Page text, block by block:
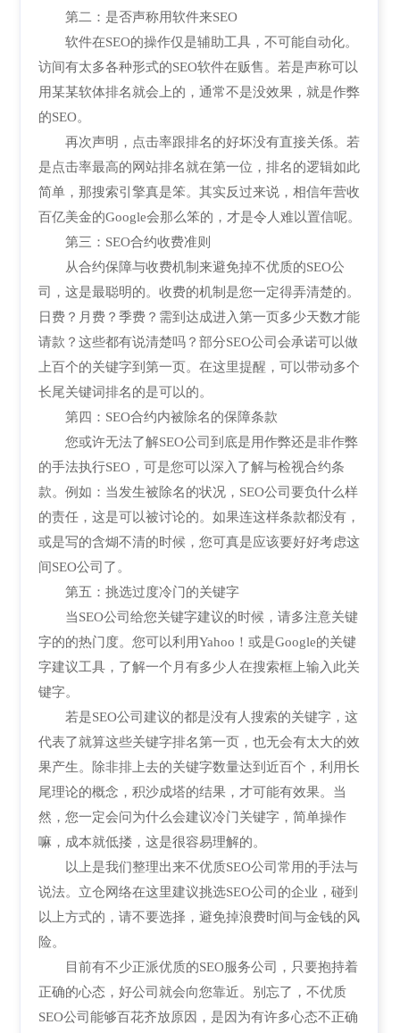
第二：是否声称用软件来SEO
软件在SEO的操作仅是辅助工具，不可能自动化。
访间有太多各种形式的SEO软件在贩售。若是声称可以
用某某软体排名就会上的，通常不是没效果，就是作弊
的SEO。
再次声明，点击率跟排名的好坏没有直接关係。若
是点击率最高的网站排名就在第一位，排名的逻辑如此
简单，那搜索引擎真是笨。其实反过来说，相信年营收
百亿美金的Google会那么笨的，才是令人难以置信呢。
第三：SEO合约收费准则
从合约保障与收费机制来避免掉不优质的SEO公
司，这是最聪明的。收费的机制是您一定得弄清楚的。
日费？月费？季费？需到达成进入第一页多少天数才能
请款？这些都有说清楚吗？部分SEO公司会承诺可以做
上百个的关键字到第一页。在这里提醒，可以带动多个
长尾关键词排名的是可以的。
第四：SEO合约内被除名的保障条款
您或许无法了解SEO公司到底是用作弊还是非作弊
的手法执行SEO，可是您可以深入了解与检视合约条
款。例如：当发生被除名的状况，SEO公司要负什么样
的责任，这是可以被讨论的。如果连这样条款都没有，
或是写的含煳不清的时候，您可真是应该要好好考虑这
间SEO公司了。
第五：挑选过度冷门的关键字
当SEO公司给您关键字建议的时候，请多注意关键
字的的热门度。您可以利用Yahoo！或是Google的关键
字建议工具，了解一个月有多少人在搜索框上输入此关
键字。
若是SEO公司建议的都是没有人搜索的关键字，这
代表了就算这些关键字排名第一页，也无会有太大的效
果产生。除非排上去的关键字数量达到近百个，利用长
尾理论的概念，积沙成塔的结果，才可能有效果。当
然，您一定会问为什么会建议冷门关键字，简单操作
嘛，成本就低搂，这是很容易理解的。
以上是我们整理出来不优质SEO公司常用的手法与
说法。立仓网络在这里建议挑选SEO公司的企业，碰到
以上方式的，请不要选择，避免掉浪费时间与金钱的风
险。
目前有不少正派优质的SEO服务公司，只要抱持着
正确的心态，好公司就会向您靠近。别忘了，不优质
SEO公司能够百花齐放原因，是因为有许多心态不正确